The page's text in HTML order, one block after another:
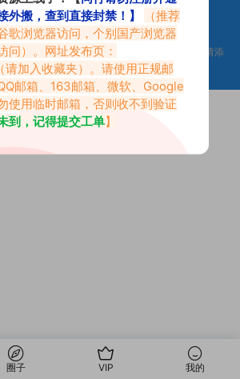
？按 Ctr + D
收藏微密吧【Weme.Ren】
利但不生产福利。如果你觉得本站做的不错，请添
加到收藏夹！|网站地图
圈子 VIP 我的
外搬，查到直接封禁！】
（推荐
歌浏览器访问，个别国产浏览器
问）。网址发布页：
（请加入收藏夹）。请使用正规邮
邮箱、163邮箱、微软、Google
使用临时邮箱，否则收不到验证
到，记得提交工单】